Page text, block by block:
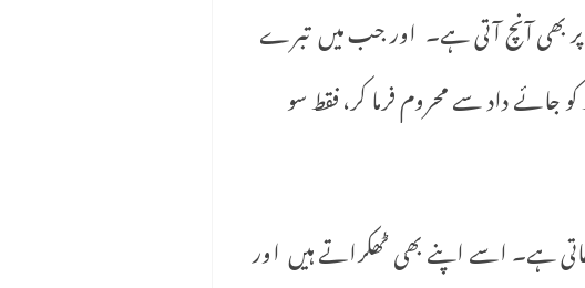
پر بھی آنچ آتی ہے۔ اور جب میں تبرے
داد سے محروم فرما کر، فقط سو
ہے۔ اسے اپنے بھی ٹھکراتے ہیں اور